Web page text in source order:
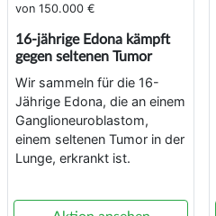
von 150.000 €
16-jährige Edona kämpft
gegen seltenen Tumor
Wir sammeln für die 16-
Jährige Edona, die an einem
Ganglioneuroblastom,
einem seltenen Tumor in der
Lunge, erkrankt ist.